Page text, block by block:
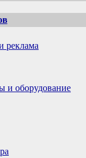
реклама
и оборудование